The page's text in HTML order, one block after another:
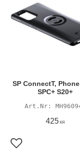
SP ConnectT,
SPC+ S20+
425KR
Lägg till i favoriter